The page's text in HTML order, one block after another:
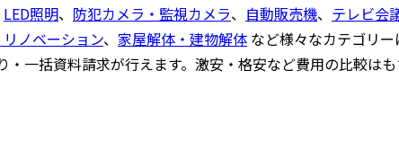
LED照明、 防犯カメラ・監視カメラ、 自動販売機、 テレビ会
ノベーション、 家屋解体・建物解体 など様々なカテゴリ
一括資料請求が行えます。激安・格安など費用の比較は